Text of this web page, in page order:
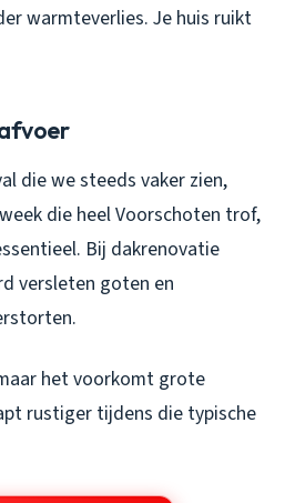
warmteverlies. Je huis ruikt
die we steeds vaker zien,
die heel Voorschoten trof,
Bij dakrenovatie
versleten goten en
het voorkomt grote
rustiger tijdens die typische